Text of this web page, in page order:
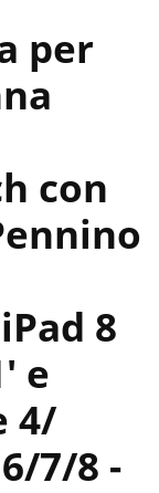
per
con
8
e
4/
7/8 -